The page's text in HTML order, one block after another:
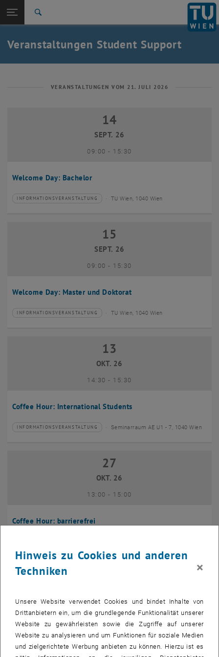
TU Login
Quicklinks
Quicklinks-Menü umschalten
Studium
Karriere
Zurück: Subseiten von Student Support auflisten
Student Support
Veranstaltungen Student Support
VERANSTALTUNGEN VOM 21. JULI 2026
Welcome Day: Bachelor
14 September 2026
14
SEPT. 26
09:00- bis
15:30
Veranstaltungstyp:
INFORMATIONSVERANSTALTUNG
Veranstaltungsort: TU Wien, 1040 Wien
Welcome Day: Master und Doktorat
15 September 2026
15
SEPT. 26
09:00- bis
15:30
Veranstaltungstyp:
INFORMATIONSVERANSTALTUNG
Veranstaltungsort: TU Wien, 1040 Wien
Coffee Hour: International Students
13 Oktober 2026
13
OKT. 26
14:30- bis
15:30
Veranstaltungstyp:
INFORMATIONSVERANSTALTUNG
Veranstaltungsort: Seminarraum AE U1 - 7, 1040 Wien
Coffee Hour: barrierefrei
27 Oktober 2026
27
OKT. 26
13:00- bis
15:00
Coffee Hour: International Students
13:00-bis
14:00
Hinweis zu Cookies und anderen
Techniken
×
Unsere Website verwendet Cookies und bindet Inhalte von
Drittanbietern ein, um die grundlegende Funktionalität unserer
Website zu gewährleisten sowie die Zugriffe auf unserer
Website zu analysieren und um Funktionen für soziale Medien
und zielgerichtete Werbung anbieten zu können. Hierzu ist es